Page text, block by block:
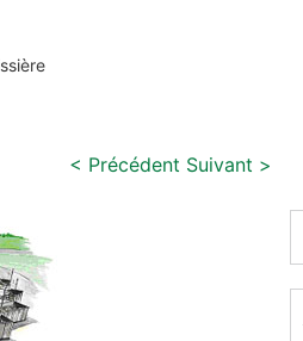
< Précédent Suivant >